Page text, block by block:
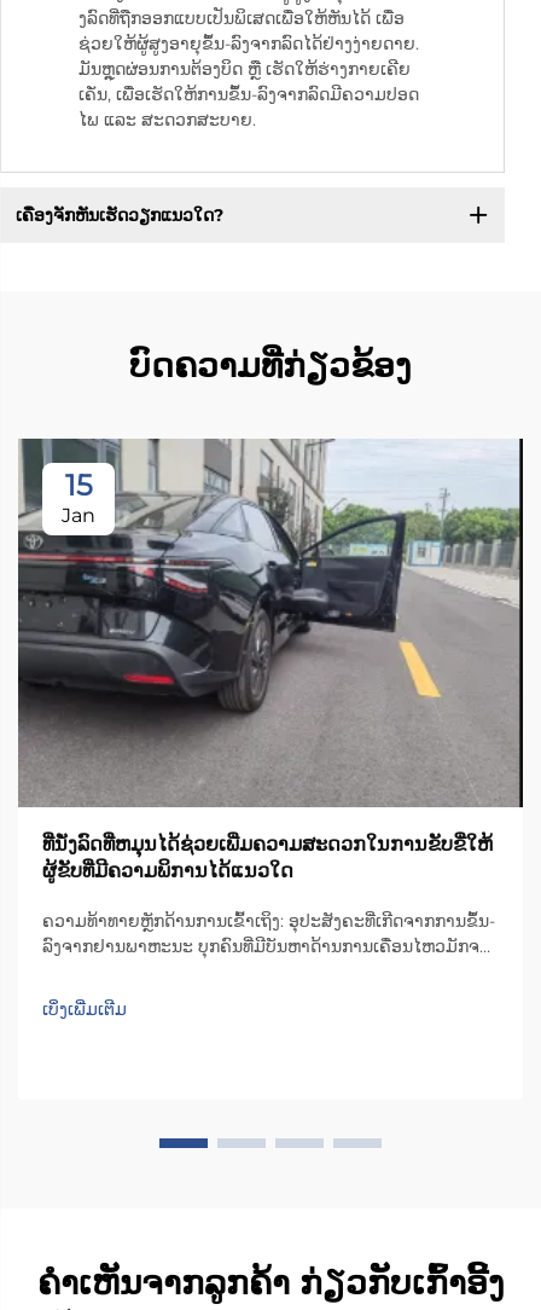
ງລົດທີ່ຖືກອອກແບບເປັນພິເສດເພື່ອໃຫ້ຫັນໄດ້ ເພື່ອ
ຊ່ວຍໃຫ້ຜູ້ສູງອາຍຸຂຶ້ນ-ລົງຈາກລົດໄດ້ຢ່າງງ່າຍດາຍ.
ມັນຫຼຸດຜ່ອນການຕ້ອງບິດ ຫຼື ເຮັດໃຫ້ຮ່າງກາຍເຄີຍ
ເຄັ່ນ, ເພື່ອເຮັດໃຫ້ການຂຶ້ນ-ລົງຈາກລົດມີຄວາມປອດ
ໄພ ແລະ ສະດວກສະບາຍ.
ເຄື່ອງຈັກຫັນເຮັດວຽກແນວໃດ?
ບົດຄວາມທີ່ກ່ຽວຂ້ອງ
15
Jan
ທີ່ນັ່ງລົດທີ່ຫມຸນໄດ້ຊ່ວຍເພີ່ມຄວາມສະດວກໃນການຂັບຂີ່ໃຫ້
ຜູ້ຂັບທີ່ມີຄວາມພິການໄດ້ແນວໃດ
ຄວາມທ້າທາຍຫຼັກດ້ານການເຂົ້າເຖິງ: ອຸປະສັງຄະທີ່ເກີດຈາກການຂຶ້ນ-
ລົງຈາກຢານພາຫະນະ ບຸກຄົນທີ່ມີບັນຫາດ້ານການເຄື່ອນໄຫວມັກຈະ
ດ້ານໃນຂອງລົດສ່ວນຫຼາຍບໍ່ພຽງພໍ, ສົ່ງຜົນໃຫ້ຜູ້ໃຊ້ຕ້ອງບີບຕົວ ຫຼື ຕື່ນ
ເທິງ...
ເບິ່ງເພີ່ມເຕີມ
ຄຳເຫັນຈາກລູກຄ້າ ກ່ຽວກັບເກົ້າອີ້ງ